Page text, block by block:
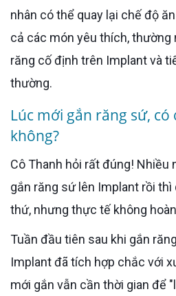
nhân có thể quay lại chế độ
cả các món yêu thích,
răng cố định trên Implant và
thường.
Lúc mới gắn răng sứ,
không?
Cô Thanh hỏi rất đúng! Nhiều người nghĩ rằng sau khi
gắn răng sứ lên Implant rồi thì
thứ, nhưng thực tế không
Tuần đầu tiên sau khi gắn răng sứ: Mặc dù trụ
Implant đã tích hợp chắc với
mới gắn vẫn cần thời gian để